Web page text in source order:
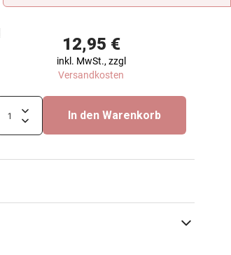
12,95 €
inkl. MwSt., zzgl
Versandkosten
In den Warenkorb